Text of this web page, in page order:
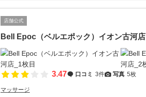
店舗公式
Bell Epoc（ベルエポック）イオン古河店
3.47 口コミ 3件 写真 5枚
マッサージ